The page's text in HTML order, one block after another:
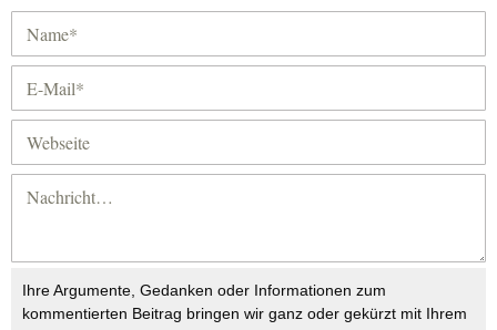
Ihre Argumente, Gedanken oder Informationen zum
kommentierten Beitrag bringen wir ganz oder gekürzt mit Ihrem